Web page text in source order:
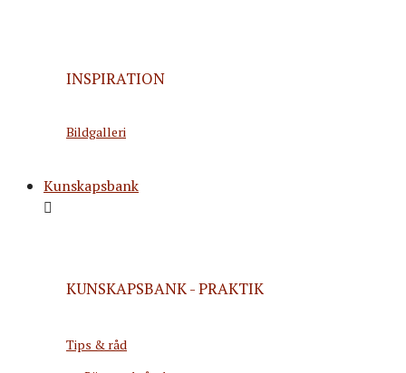
INSPIRATION
Bildgalleri
Kunskapsbank
KUNSKAPSBANK - PRAKTIK
Tips & råd